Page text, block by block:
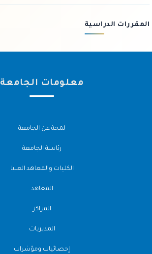
المقررات الدراسية
معلومات الجامعة
لمحة عن الجامعة
رئاسة الجامعة
الكليات والمعاهد العليا
المعاهد
المراكز
المديريات
إحصائيات ومؤشرات